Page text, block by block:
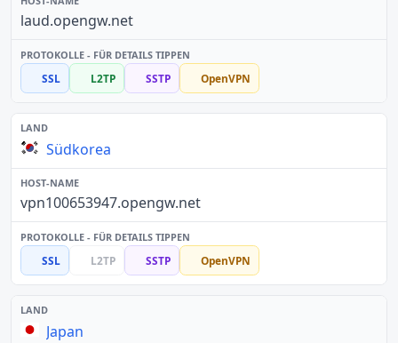
laud.opengw.net
SSL L2TP SSTP OpenVPN
Südkorea
vpn100653947.opengw.net
SSL L2TP SSTP OpenVPN
Japan